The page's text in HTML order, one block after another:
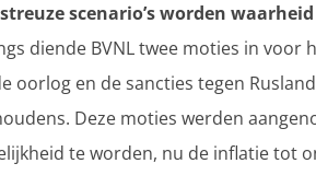
scenario’s worden waarheid
diende BVNL twee moties in
oorlog en de sancties tegen
Deze moties werden
te worden, nu de inflatie tot